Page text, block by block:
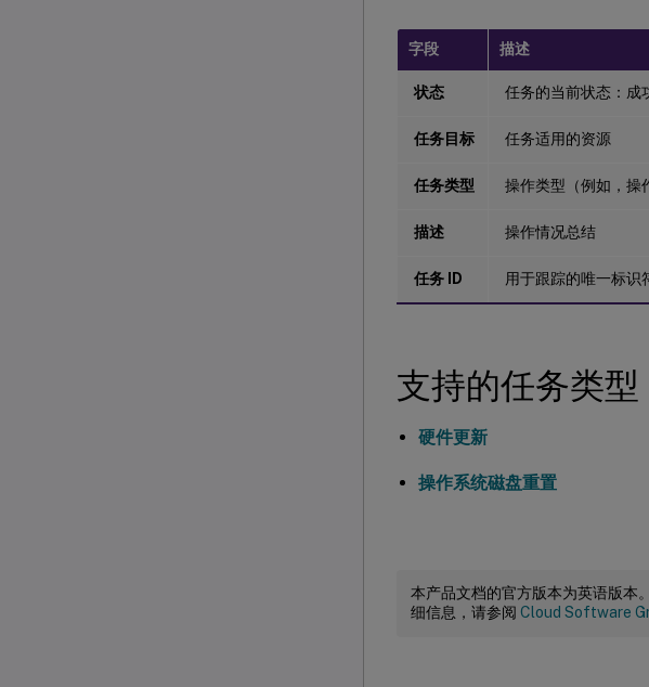
字段 描述
状态 任务的当前状态：成
任务目标 任务适用的资源
任务类型 操作类型（例如，操
描述 操作情况总结
任务 ID 用于跟踪的唯一标识
支持的任务类型
硬件更新
操作系统磁盘重置
本产品文档的官方版本为英语版本
细信息，请参阅 Cloud Software